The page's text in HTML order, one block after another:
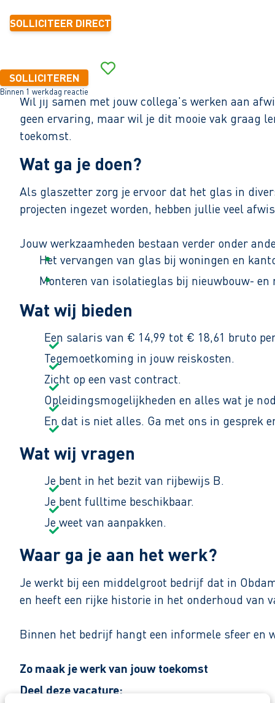
SOLLICITEER DIRECT
SOLLICITEREN
Binnen 1 werkdag reactie
Wil jij samen met jouw collega's werken aan
geen ervaring, maar wil je dit mooie vak graag
toekomst.
Wat ga je doen?
Als glaszetter zorg je ervoor dat het glas in
projecten ingezet worden, hebben jullie veel
Jouw werkzaamheden bestaan verder onder
Het vervangen van glas bij woningen en
Monteren van isolatieglas bij nieuwbouw- en
Uitvoeren van glaswerk voor onder andere
15:30 zit het werk er weer op.
Wat wij bieden
Een salaris van € 14,99 tot € 18,61 bruto
Tegemoetkoming in jouw reiskosten.
Zicht op een vast contract.
Opleidingsmogelijkheden en alles wat je
En dat is niet alles. Ga met ons in gesprek
Wat wij vragen
Je bent in het bezit van rijbewijs B.
Je bent fulltime beschikbaar.
Je weet van aanpakken.
Waar ga je aan het werk?
Je werkt bij een middelgroot bedrijf dat in
en heeft een rijke historie in het onderhoud van
Binnen het bedrijf hangt een informele sfeer en
Zo maak je werk van jouw toekomst
Reageer nu op deze vacature. Al binnen 1
Deel deze vacature: